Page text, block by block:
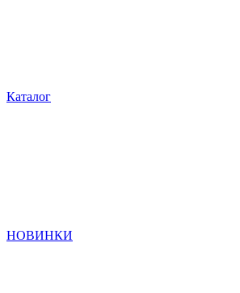
Каталог
НОВИНКИ